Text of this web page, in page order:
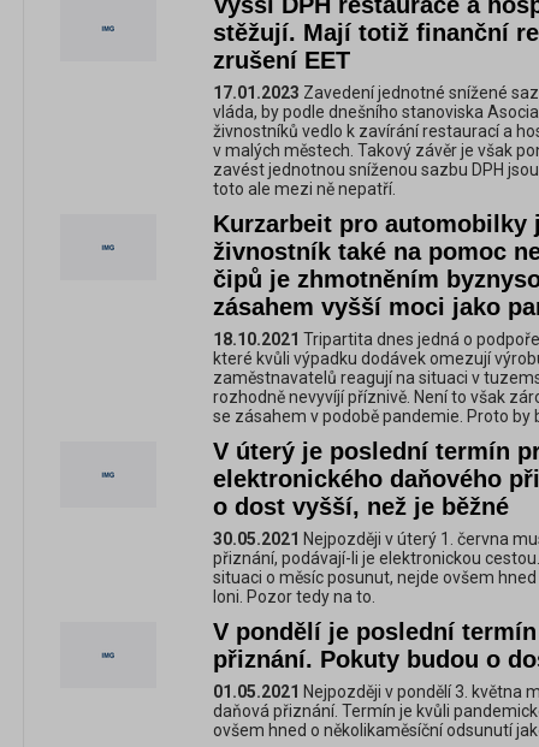
stěžují. Mají totiž finanční
zrušení EET
17.01.2023 Zavedení jednotné snížené
vláda, by podle dnešního stanoviska
živnostníků vedlo k zavírání restaurací a
v malých městech. Takový závěr je však
zavést jednotnou sníženou sazbu DPH
toto ale mezi ně nepatří.
Kurzarbeit pro automobilky
živnostník také na pomoc
čipů je zhmotněním
zásahem vyšší moci jako
18.10.2021 Tripartita dnes jedná o
které kvůli výpadku dodávek omezují
zaměstnavatelů reagují na situaci v
rozhodně nevyvíjí příznivě. Není to však
se zásahem v podobě pandemie. Proto
V úterý je poslední termín
elektronického daňového
o dost vyšší, než je běžné
30.05.2021 Nejpozději v úterý 1. června
přiznání, podávají-li je elektronickou
situaci o měsíc posunut, nejde ovšem
loni. Pozor tedy na to.
V pondělí je poslední
přiznání. Pokuty budou o
01.05.2021 Nejpozději v pondělí 3. května
daňová přiznání. Termín je kvůli
ovšem hned o několikaměsíční odsunutí